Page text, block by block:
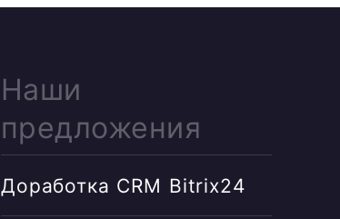
Наши
предложения
Доработка CRM Bitrix24